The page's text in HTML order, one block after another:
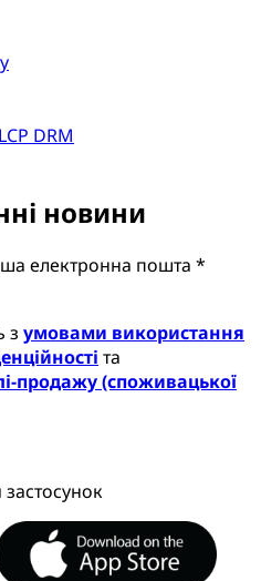
DRM
новини
електронна пошта *
з умовами використання
та
продажу (споживацької